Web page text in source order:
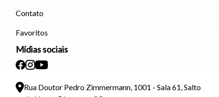
Contato
Favoritos
Mídias sociais
Rua Doutor Pedro Zimmermann, 1001 - Sala 61, Salto